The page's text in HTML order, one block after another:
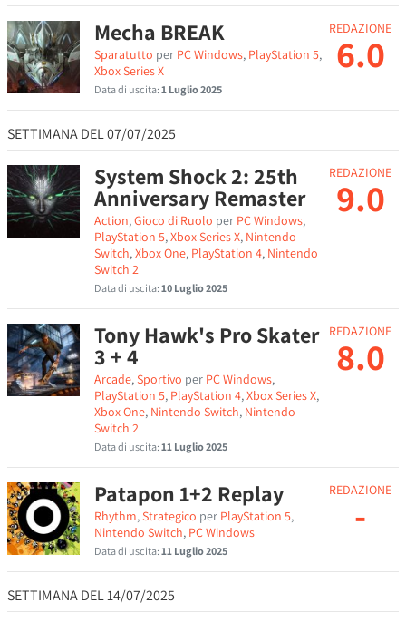
Mecha BREAK
Sparatutto per PC Windows, PlayStation 5,
Xbox Series X
Data di uscita:1 Luglio 2025
REDAZIONE
6.0
SETTIMANA DEL 07/07/2025
System Shock 2: 25th
Anniversary Remaster
Action,Gioco di Ruolo per PC Windows,
PlayStation 5,Xbox Series X, Nintendo
Switch,Xbox One, PlayStation 4, Nintendo
Switch 2
Data di uscita:10 Luglio 2025
REDAZIONE
9.0
Tony Hawk's Pro Skater
3 + 4
Arcade,Sportivo per PC Windows,
PlayStation 5, PlayStation 4,Xbox Series X,
Xbox One, Nintendo Switch, Nintendo
Switch 2
Data di uscita:11 Luglio 2025
REDAZIONE
8.0
Patapon 1+2 Replay
Rhythm,Strategico per PlayStation 5,
Nintendo Switch, PC Windows
Data di uscita:11 Luglio 2025
REDAZIONE
-
SETTIMANA DEL 14/07/2025